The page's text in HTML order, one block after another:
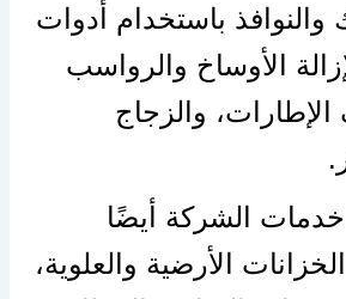
والنوافذ باستخدام أدوات
الأوساخ والرواسب
والزجاج
الشركة أيضًا
الأرضية والعلوية،